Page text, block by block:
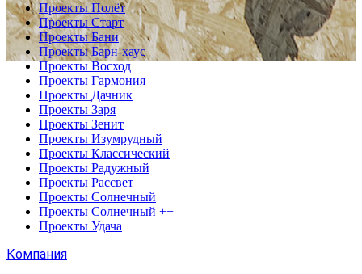
Проекты Полёт
Проекты Старт
Проекты Бани
Проекты Барн-хаус
Проекты Восход
Проекты Гармония
Проекты Дачник
Проекты Заря
Проекты Зенит
Проекты Изумрудный
Проекты Классический
Проекты Радужный
Проекты Рассвет
Проекты Солнечный
Проекты Солнечный ++
Проекты Удача
Компания